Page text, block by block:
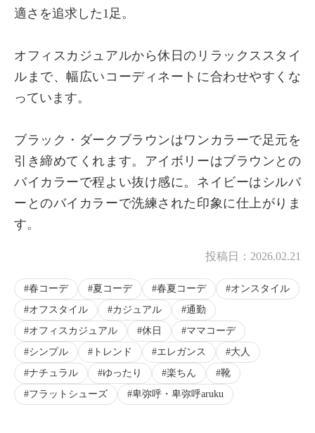
× 商品紹介
適さを追求した1足。
オフィスカジュアルから休日のリラックススタイ
ルまで、幅広いコーディネートに合わせやすくな
っています。
ブラック・ダークブラウンはワンカラーで足元を
引き締めてくれます。アイボリーはブラウンとの
バイカラーで程よい抜け感に。ネイビーはシルバ
ーとのバイカラーで洗練された印象に仕上がりま
す。
投稿日： 2026.02.21
春コーデ 夏コーデ 春夏コーデ
オンスタイル
オフスタイル
カジュアル
通勤
オフィスカジュアル
休日
ママコーデ
シンプル
トレンド エレガンス
大人
ナチュラル
ゆったり 楽ちん
靴
フラットシューズ
卑弥呼・卑弥呼aruku